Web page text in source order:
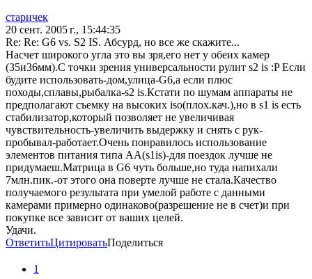
старичек
20 сент. 2005 г., 15:44:35
Re: Re: G6 vs. S2 IS. Абсурд, но все же скажите...
Насчет широкого угла это вы зря,его нет у обеих камер
(35и36мм).С точки зрения универсальности рулит s2 is :P Если
будите использовать-дом,улица-G6,а если плюс
походы,сплавы,рыбалка-s2 is.Кстати по шумам аппараты не
предполагают съемку на высоких iso(плох.кач.),но в s1 is есть
стабилизатор,который позволяет не увеличивая
чувствительность-увеличить выдержку и снять с рук-
пробывал-работает.Очень понравилось использование
элементов питания типа АА(s1is)-для поездок лучше не
придумаеш.Матрица в G6 чуть больше,но туда напихали
7млн.пик.-от этого она поверте лучше не стала.Качество
получаемого результата при умелой работе с данными
камерами примерно одинаково(разрешение не в счет)и при
покупке все зависит от ваших целей.
Удачи.
ОтветитьЦитироватьПоделиться
1